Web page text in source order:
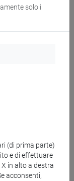
Sebastiano
previa e-mail
solo i
(di prima parte)
e di effettuare
in alto a destra
acconsenti,